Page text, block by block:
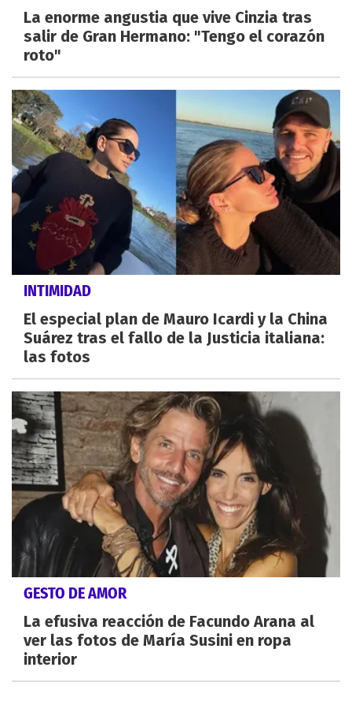
La enorme angustia que vive Cinzia tras
salir de Gran Hermano: "Tengo el corazón
roto"
INTIMIDAD
El especial plan de Mauro Icardi y la China
Suárez tras el fallo de la Justicia italiana:
las fotos
GESTO DE AMOR
La efusiva reacción de Facundo Arana al
ver las fotos de María Susini en ropa
interior